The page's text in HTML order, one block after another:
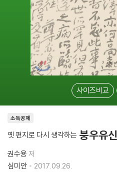
사이즈비교
소득공제
옛 편지로 다시 생각하는 붕우유신
권수용 저
심미안
2017.09.26.